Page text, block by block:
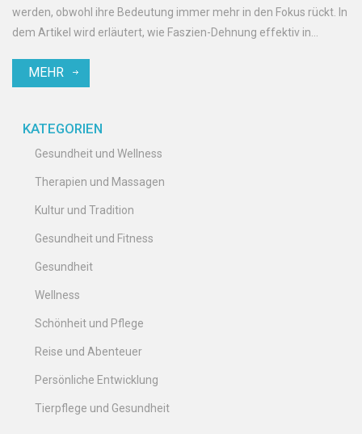
werden, obwohl ihre Bedeutung immer mehr in den Fokus rückt. In
dem Artikel wird erläutert, wie Faszien-Dehnung effektiv in
für Sportler und Fitnessbegeisterte bietet. Erfahren Sie mehr über
MEHR
KATEGORIEN
Gesundheit und Wellness
Therapien und Massagen
Kultur und Tradition
Gesundheit und Fitness
Gesundheit
Wellness
Schönheit und Pflege
Reise und Abenteuer
Persönliche Entwicklung
Tierpflege und Gesundheit